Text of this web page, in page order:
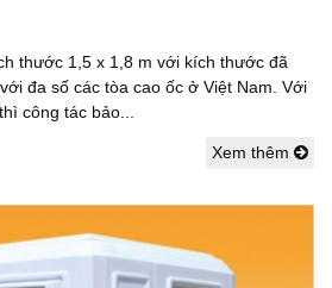
thước 1,5 x 1,8 m với kích thước đã
đa số các tòa cao ốc ở Việt Nam. Với
công tác bảo...
Xem thêm